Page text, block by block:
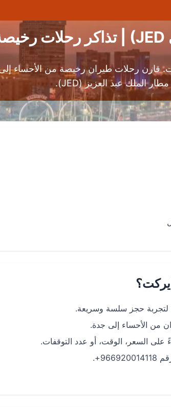
رحلات طيران رخيصة من الأحساء
من الأحساء إلى جدة.
السعر، الوقت، أو عدد التوقفات.